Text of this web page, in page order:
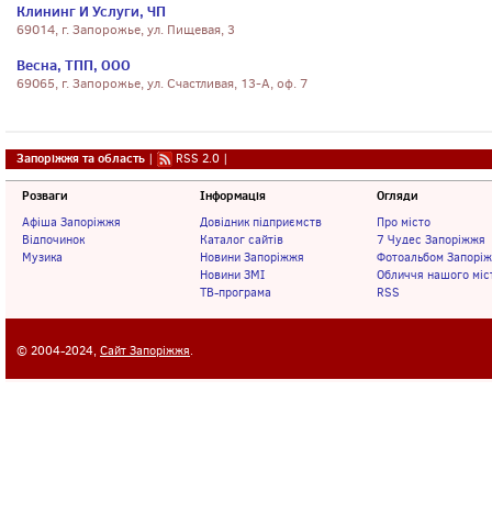
Клининг И Услуги, ЧП
69014, г. Запорожье, ул. Пищевая, 3
Весна, ТПП, ООО
69065, г. Запорожье, ул. Счастливая, 13-А, оф. 7
Запоріжжя та область | RSS 2.0 |
Розваги
Афіша Запоріжжя
Відпочинок
Музика
Інформація
Довідник підприємств
Каталог сайтів
Новини Запоріжжя
Новини ЗМІ
ТВ-програма
Огляди
Про місто
7 Чудес Запоріжжя
Фотоальбом
Обличчя нашого
RSS
© 2004-2024, Сайт Запоріжжя.